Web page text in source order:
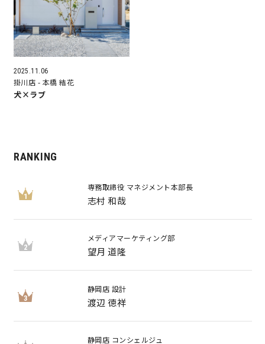
営業時間／10:00～20:00 定休日／年末年始
タップで電話をかける
グループコーポレートサイト
nattoku住宅 10のこだわり
理想の暮らしを引き出すデザイン力
家具まで標準仕様の空間コーディネート
2025.11.06
掛川店 - 本橋 結花
犬×ラブ
RANKING
1
専務取締役 マネジメント本部長
志村 和哉
2
メディアマーケティング部
望月 道隆
3
静岡店 設計
渡辺 徳祥
静岡店 コンシェルジュ